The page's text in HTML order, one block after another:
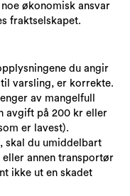
økonomisk ansvar
fraktselskapet.
du angir
varsling, er korrekte.
av mangelfull
avgift på 200 kr eller
er lavest).
skal du umiddelbart
annen transportør
ikke ut en skadet